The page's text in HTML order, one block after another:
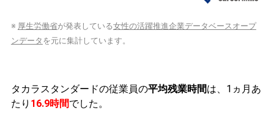
※ 厚生労働省が発表している女性の活躍推進企業データベースオープ
ンデータ を元に集計しています。
タカラスタンダードの従業員の平均残業時間は、1ヵ月あ
たり 16.9時間でした。